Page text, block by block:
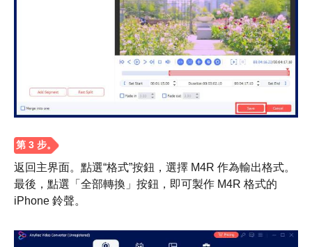
第2步。
返回主界面。點選“格式”按鈕，選擇 M4R 作為輸出格式。
最後，點選「全部轉換」按鈕，即可製作 M4R 格式的
iPhone 鈴聲。